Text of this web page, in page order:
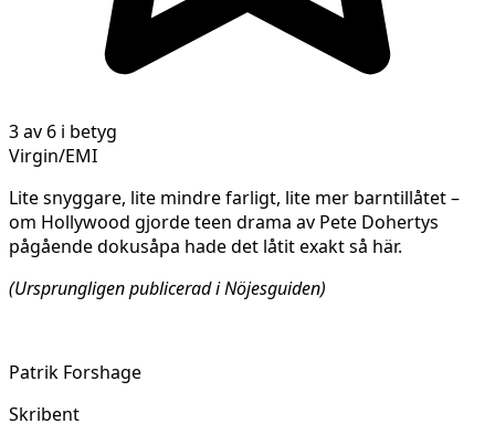
3 av 6 i betyg
Virgin/EMI
Lite snyggare, lite mindre farligt, lite mer barntillåtet –
om Hollywood gjorde teen drama av Pete Dohertys
pågående dokusåpa hade det låtit exakt så här.
(Ursprungligen publicerad i Nöjesguiden)
Patrik Forshage
Skribent